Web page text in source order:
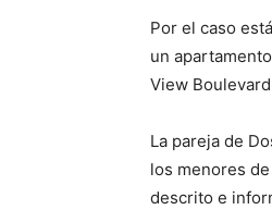
Por el caso
un
View
La pareja de
los menores
descrito e